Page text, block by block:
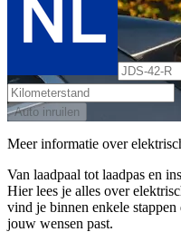
Auto inruilen
Meer informatie over
Van laadpaal tot laadpas en
Hier lees je alles over
vind je binnen enkele
jouw wensen past.